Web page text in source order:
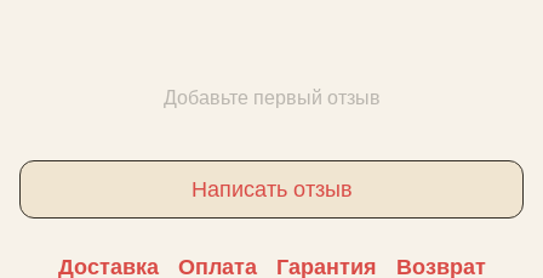
Добавьте первый отзыв
Написать отзыв
Доставка Оплата Гарантия Возврат